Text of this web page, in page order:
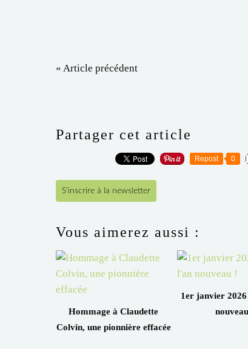
« Article précédent
Partager cet article
Repost 0
S'inscrire à la newsletter
Vous aimerez aussi :
Hommage à Claudette
Colvin, une pionnière effacée
1er janvier